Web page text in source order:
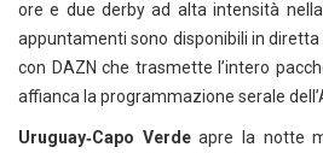
ore e due derby ad alta intensità
appuntamenti sono disponibili in
con DAZN che trasmette l’intero
affianca la programmazione serale
Uruguay‑Capo Verdeapre la notte